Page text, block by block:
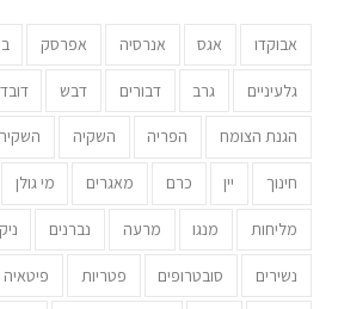
אבוקדו אגס אנרסיה אפרסק
גלעיניים גרב דבורים דבש
הגנת הצומח הפריה השקיה
חינוך יין כרם מאגרים מי גולן
מליחות מנגו מרעה נברנים
נשירים סובטרופים פטריות פיטאיה